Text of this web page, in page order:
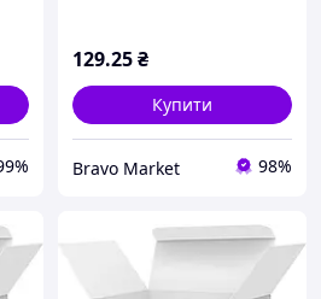
129.25₴
Купити
Bravo Market 98%